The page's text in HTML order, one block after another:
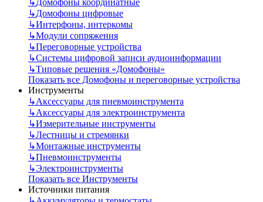
↳Домофоны координатные
↳Домофоны цифровые
↳Интерфоны, интеркомы
↳Модули сопряжения
↳Переговорные устройства
↳Системы цифровой записи аудиоинформации
↳Типовые решения «Домофоны»
Показать все Домофоны и переговорные устройства
Инструменты
↳Аксессуары для пневмоинструмента
↳Аксессуары для электроинструмента
↳Измерительные инструменты
↳Лестницы и стремянки
↳Монтажные инструменты
↳Пневмоинструменты
↳Электроинструменты
Показать все Инструменты
Источники питания